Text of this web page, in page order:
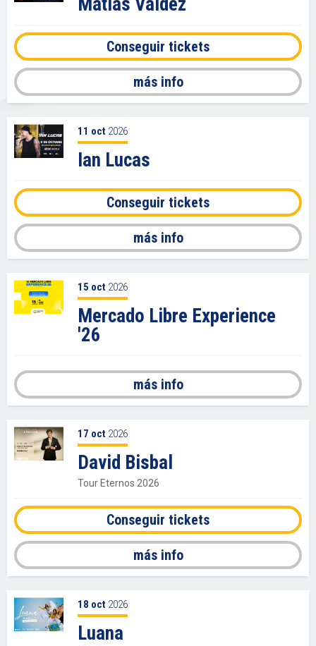
Matías Valdez
Conseguir tickets
más info
11 oct 2026
Ian Lucas
Conseguir tickets
más info
15 oct 2026
Mercado Libre Experience
'26
más info
17 oct 2026
David Bisbal
Tour Eternos 2026
Conseguir tickets
más info
18 oct 2026
Luana